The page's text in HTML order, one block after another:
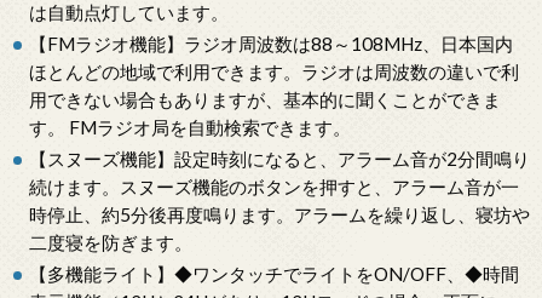
は自動点灯しています。
【FMラジオ機能】ラジオ周波数は88～108MHz、日本国内
ほとんどの地域で利用できます。ラジオは周波数の違いで利
用できない場合もありますが、基本的に聞くことができま
す。 FMラジオ局を自動検索できます。
【スヌーズ機能】設定時刻になると、アラーム音が2分間鳴り
続けます。スヌーズ機能のボタンを押すと、アラーム音が一
時停止、約5分後再度鳴ります。アラームを繰り返し、寝坊や
二度寝を防ぎます。
【多機能ライト】◆ワンタッチでライトをON/OFF、◆時間